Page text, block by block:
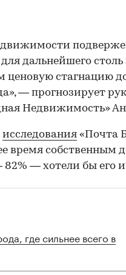
дальнейшего
стагнацию
— прогнозирует
Недвижимость»
исследования «Почта
время собственным
— хотели бы его
где сильнее всего в